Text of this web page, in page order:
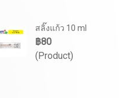
สลิ๊งแก้ว 10 ml
฿80
(Product)